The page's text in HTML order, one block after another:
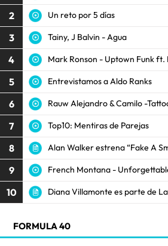
2 Un reto por 5 días
3 Tainy, J Balvin - Agua
4 Mark Ronson - Uptown Funk ft.
5 Entrevistamos a Aldo Ranks
6 Rauw Alejandro & Camilo -
7 Top10: Mentiras de Parejas
8 Alan Walker estrena “Fake A
9 French Montana -
10 Diana Villamonte es parte de
FORMULA 40